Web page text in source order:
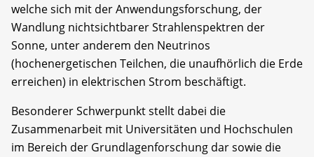
welche sich mit der Anwendungsforschung, der
Wandlung nichtsichtbarer Strahlenspektren der
Sonne, unter anderem den Neutrinos
(hochenergetischen Teilchen, die unaufhörlich die Erde
erreichen) in elektrischen Strom beschäftigt.
Besonderer Schwerpunkt stellt dabei die
Zusammenarbeit mit Universitäten und Hochschulen
im Bereich der Grundlagenforschung dar sowie die